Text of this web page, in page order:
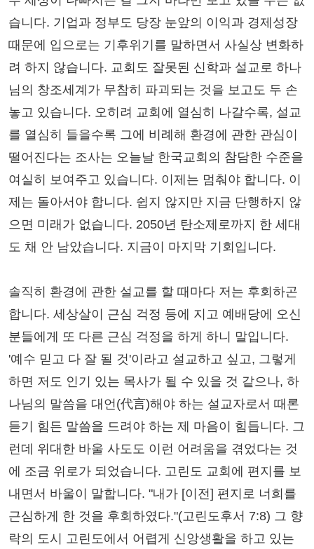
습니다. 기업과 정부도 당장 눈앞의 이익과 경제성장
때문에 입으로는 기후위기를 말하면서 사실상 변화하
려 하지 않습니다. 교회도 잘못된 신학과 설교로 하나
님의 창조세계가 무참히 파괴되는 것을 보고도 두 손
놓고 있습니다. 오히려 교회에 열심히 나갈수록, 설교
를 열심히 들을수록 그에 비례해 환경에 관한 관심이
떨어진다는 조사는 오늘날 한국교회의 참담한 수준을
여실히 보여주고 있습니다. 이제는 멈춰야 합니다. 이
제는 돌아서야 합니다. 쉽지 않지만 지금 단행하지 않
으면 미래가 없습니다. 2050년 탄소제로까지 한 세대
도 채 안 남았습니다. 지금이 마지막 기회입니다.
솔직히 환경에 관한 설교를 할 때마다 저는 후회하곤
합니다. 세상살이 근심 걱정 등에 지고 예배당에 오신
분들에게 또 다른 근심 걱정을 하게 하니 말입니다.
'예수 믿고 다 잘 될 것'이라고 설교하고 싶고, 그렇게
하면 저도 인기 있는 목사가 될 수 있을 것 같으나, 하
나님의 말씀을 대언(代言)해야 하는 설교자로서 때론
듣기 힘든 말씀을 드려야 하는 제 마음이 힘듭니다. 그
런데 위대한 바울 사도도 이런 어려움을 겪었다는 것
에 조금 위로가 되었습니다. 고린도 교회에 편지를 보
내면서 바울이 말합니다. "내가 [이전] 편지로 너희를
근심하게 한 것을 후회하였다."(고린도후서 7:8) 그 향
락의 도시 고린도에서 어렵게 신앙생활을 하고 있는